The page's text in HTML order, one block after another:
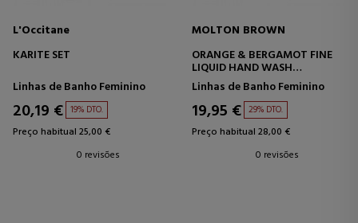
L'Occitane
KARITE SET
Linhas de Banho Feminino
20,19 € 19% DTO.
Preço habitual 25,00 €
0 revisões
MOLTON BROWN
ORANGE & BERGAMOT FINE
LIQUID HAND WASH
SABONETE
Linhas de Banho Feminino
19,95 € 29% DTO.
Preço habitual 28,00 €
0 revisões